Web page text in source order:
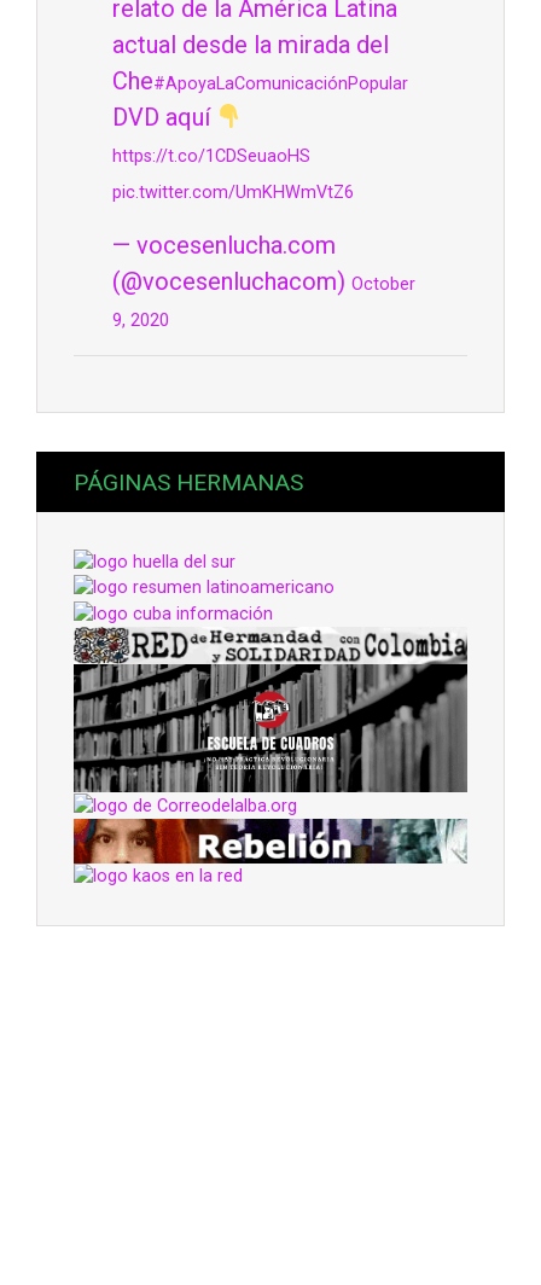
relato de la América Latina
actual desde la mirada del
Che#ApoyaLaComunicaciónPopular
DVD aquí
https://t.co/1CDSeuaoHS
pic.twitter.com/UmKHWmVtZ6
— vocesenlucha.com
(@vocesenluchacom) October
9, 2020
PÁGINAS HERMANAS